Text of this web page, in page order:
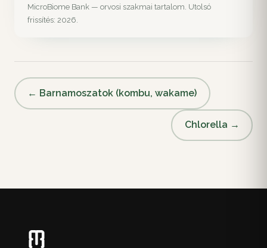
MicroBiome Bank — orvosi szakmai tartalom. Utolsó
frissítés: 2026.
← Barnamoszatok (kombu, wakame)
Chlorella →